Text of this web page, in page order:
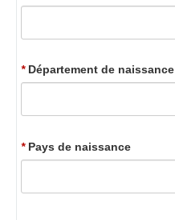
*Département de naissance
*Pays de naissance